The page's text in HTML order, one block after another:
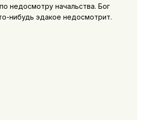
недосмотру начальства. Бог
нибудь эдакое недосмотрит.